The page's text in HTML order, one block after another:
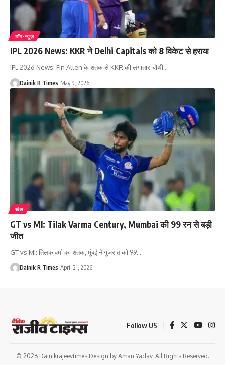
टॉप-न्यूज़
IPL 2026 News: KKR ने Delhi Capitals को 8 विकेट से हराया
IPL 2026 News: Fin Allen के शतक से KKR की लगातार चौथी…
Dainik R Times May 9, 2026
खेल
GT vs MI: Tilak Varma Century, Mumbai की 99 रन से बड़ी
जीत
GT vs MI: तिलक वर्मा का शतक, मुंबई ने गुजरात को 99…
Dainik R Times April 21, 2026
Follow US
© 2026 Dainikrajeevtimes Design by Aman Yadav. All Rights Reserved.